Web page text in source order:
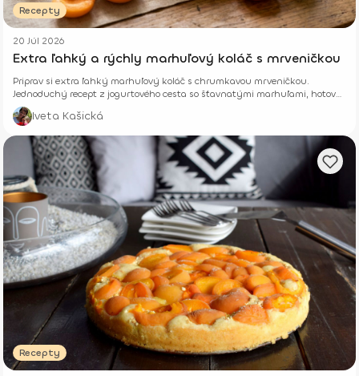
Recepty
20 Júl 2026
Extra ľahký a rýchly marhuľový koláč s mrveničkou
Priprav si extra ľahký marhuľový koláč s chrumkavou mrveničkou.
Jednoduchý recept z jogurtového cesta so šťavnatými marhuľami, hotový
z pár surovín.
Iveta Kašická
Recepty